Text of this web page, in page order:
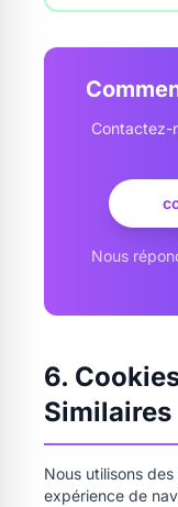
Contactez-
Nous
6.
Similaires
Nous utilisons
expérience de